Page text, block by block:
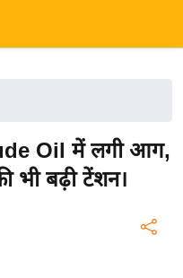
Oil में लगी आग,
भी बढ़ी टेंशन।